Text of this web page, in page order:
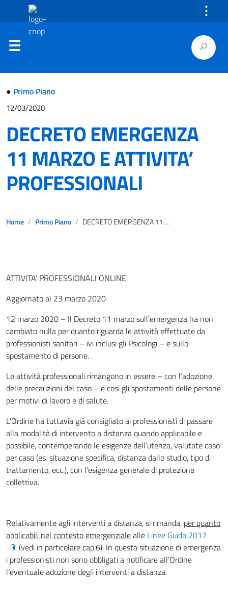
⋮
● Primo Piano
12/03/2020
DECRETO EMERGENZA
11 MARZO E ATTIVITA’
PROFESSIONALI
Home Primo Piano DECRETO EMERGENZA 11 MARZO E ATTIVITA’ PROFESSIONALI
ATTIVITA’ PROFESSIONALI ONLINE
Aggiornato al 23 marzo 2020
12 marzo 2020 – Il Decreto 11 marzo sull’emergenza ha non
cambiato nulla per quanto riguarda le attività effettuate da
professionisti sanitari – ivi inclusi gli Psicologi – e sullo
spostamento di persone.
Le attività professionali rimangono in essere – con l’adozione
delle precauzioni del caso – e così gli spostamenti delle persone
per motivi di lavoro e di salute.
L’Ordine ha tuttavia già consigliato ai professionisti di passare
alla modalità di intervento a distanza quando applicabile e
possibile, contemperando le esigenze dell’utenza, valutate caso
per caso (es. situazione specifica, distanza dallo studio, tipo di
trattamento, ecc.), con l’esigenza generale di protezione
collettiva.
Relativamente agli interventi a distanza, si rimanda, per quanto
applicabili nel contesto emergenzialealle Linee Guida 2017
(vedi in particolare cap.6). In questa situazione di emergenza
i professionisti non sono obbligati a notificare all’Ordine
l’eventuale adozione degli interventi a distanza.